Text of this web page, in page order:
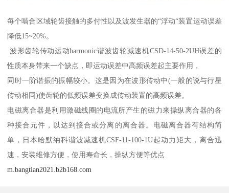
每个啮合区域轮齿接触的多付性以及波发生器的“浮动“装置运动误差
降低15~20%。
波形齿轮传动运动harmonic谐波齿轮减速机CSD-14-50-2UH误差的
性质本身带来一个缺点，即运动误差中高频误差起主要作用，
同时一阶谐振的振幅较小。这是因为在波形传动中(一般的说与行星
传动相同)使齿轮的低频误差变换成传动装置的高频误差。
电磁离合器是利用激磁线圈的电流所产生的磁力来操纵离合器的各
种接合元件，以达到接合或分离的离合器。电磁离合器有结构简
单，日本哈默纳科谐波减速机CSF-11-100-1U起动力矩大，离合迅
速，安装维修方便，使用寿命长，操纵方便等优点
m.bangtian2021.b2b168.com